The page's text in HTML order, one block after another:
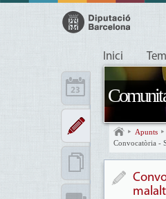
Inici
Apunts
Convocatòria -